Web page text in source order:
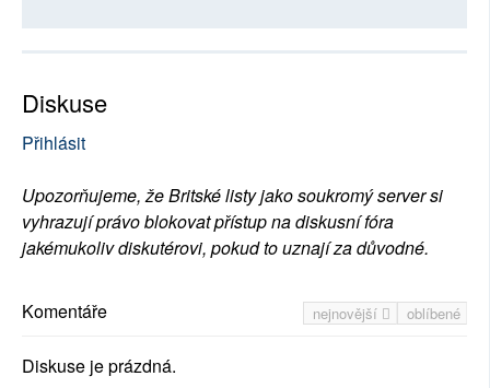
Diskuse
Přihlásit
Upozorňujeme, že Britské listy jako soukromý server si
vyhrazují právo blokovat přístup na diskusní fóra
jakémukoliv diskutérovi, pokud to uznají za důvodné.
nejnovější oblíbené
Komentáře
Diskuse je prázdná.